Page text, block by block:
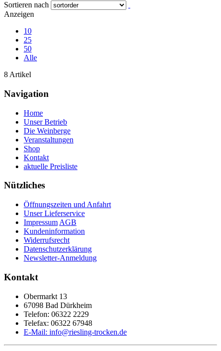
Sortieren nach
Anzeigen
10
25
50
Alle
8 Artikel
Navigation
Home
Unser Betrieb
Die Weinberge
Veranstaltungen
Shop
Kontakt
aktuelle Preisliste
Nützliches
Öffnungszeiten und Anfahrt
Unser Lieferservice
Impressum AGB
Kundeninformation
Widerrufsrecht
Datenschutzerklärung
Newsletter-Anmeldung
Kontakt
Obermarkt 13
67098 Bad Dürkheim
Telefon: 06322 2229
Telefax: 06322 67948
E-Mail: info@riesling-trocken.de